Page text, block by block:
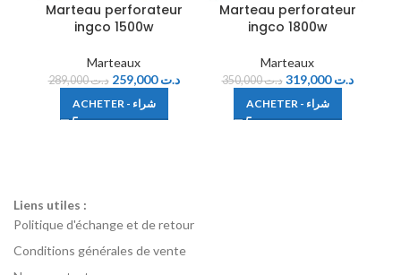
Marteau perforateur
ingco 1500w
Marteaux
د.ت289,000 د.ت259,000
ACHETER - شراء
Marteau perforateur
ingco 1800w
Marteaux
د.ت350,000 د.ت319,000
ACHETER - شراء
Liens utiles :
Politique d'échange et de retour
Conditions générales de vente